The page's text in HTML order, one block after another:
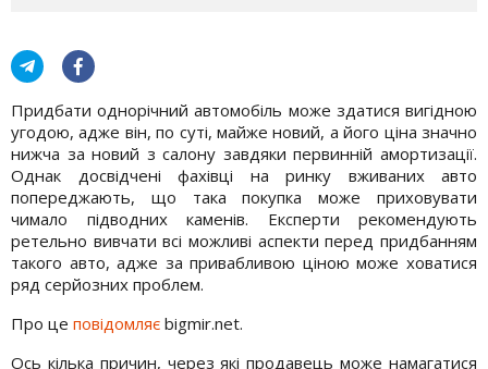
Придбати однорічний автомобіль може здатися вигідною
угодою, адже він, по суті, майже новий, а його ціна значно
нижча за новий з салону завдяки первинній амортизації.
Однак досвідчені фахівці на ринку вживаних авто
попереджають, що така покупка може приховувати
чимало підводних каменів. Експерти рекомендують
ретельно вивчати всі можливі аспекти перед придбанням
такого авто, адже за привабливою ціною може ховатися
ряд серйозних проблем.
Про це повідомляє bigmir.net.
Ось кілька причин, через які продавець може намагатися